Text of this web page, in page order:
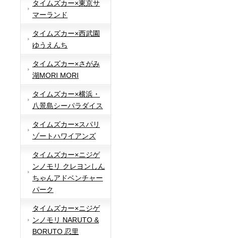
タイムズカー×東京サ
マーランド
タイムズカー×西武園
ゆうえんち
タイムズカー×さがみ
湖MORI MORI
タイムズカー×横浜・
八景島シーパラダイス
タイムズカー×スパリ
ゾートハワイアンズ
タイムズカー×ニジゲ
ンノモリ クレヨンしん
ちゃんアドベンチャー
パーク
タイムズカー×ニジゲ
ンノモリ NARUTO &
BORUTO 忍里